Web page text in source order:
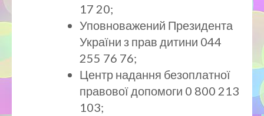
17 20;
Уповноважений Президента
України з прав дитини 044
255 76 76;
Центр надання безоплатної
правової допомоги 0 800 213
103;